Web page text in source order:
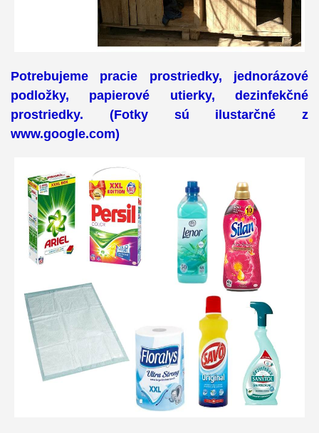
Potrebujeme pracie prostriedky, jednorázové
podložky, papierové utierky, dezinfekčné
prostriedky. (Fotky sú ilustarčné z
www.google.com)